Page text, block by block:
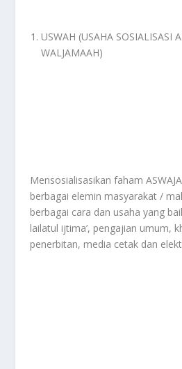
USWAH (USAHA SOSIALISASI
WALJAMAAH)
Mensosialisasikan faham
berbagai elemin masyarakat /
berbagai cara dan usaha yang
lailatul ijtima’, pengajian umum,
penerbitan, media cetak dan